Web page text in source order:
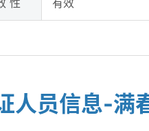
性 有效
人员信息-满